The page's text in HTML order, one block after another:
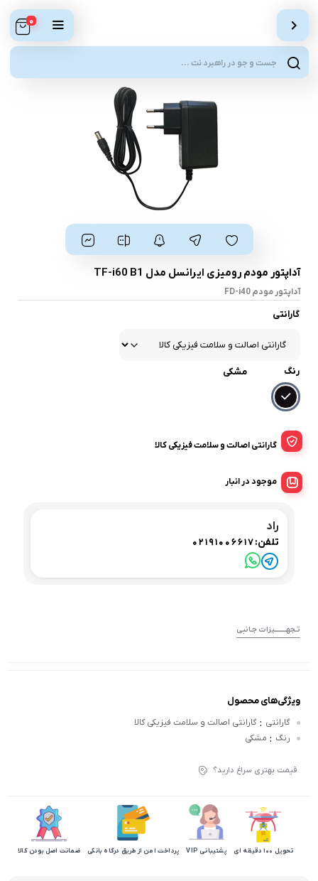
0
آداپتور مودم رومیزی ایرانسل مدل TF-i60 B1
آداپتور مودم FD-i40
گارانتی
رنگ مشکی
گارانتی اصالت و سلامت فیزیکی کالا
موجود در انبار
راد
تلفن:02191006617
تـجهــــــــیزات جـانبی
ویژگی‌های محصول
گارانتی : گارانتی اصالت و سلامت فیزیکی کالا
رنگ : مشکی
قیمت بهتری سراغ دارید؟
تحویل 100 دقیقه ای پشتیبانی VIP پرداخت امن از طریق درگاه بانکی ضمانت اصل بودن کالا